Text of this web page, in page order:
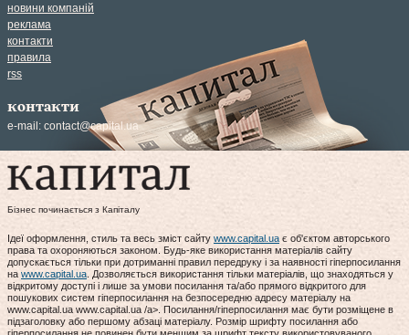
новини компаній
реклама
контакти
правила
rss
контакти
e-mail: contact@capital.ua
Бізнес починається з Капіталу
Ідеї оформлення, стиль та весь зміст сайту www.capital.ua є об'єктом авторського
права та охороняються законом. Будь-яке використання матеріалів сайту
допускається тільки при дотриманні правил передруку і за наявності гіперпосилання
на www.capital.ua . Дозволяється використання тільки матеріалів, що знаходяться у
відкритому доступі і лише за умови посилання та/або прямого відкритого для
пошукових систем гіперпосилання на безпосередню адресу матеріалу на
www.capital.ua www.capital.ua /a>. Посилання/гіперпосилання має бути розміщене в
підзаголовку або першому абзаці матеріалу. Розмір шрифту посилання або